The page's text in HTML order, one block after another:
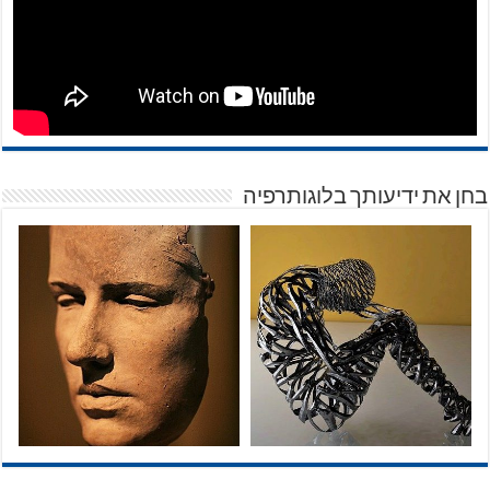
בחן את ידיעותך בלוגותרפיה